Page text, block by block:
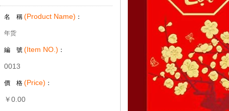
名 稱 (Product Name) ：
年货
編 號 (Item NO.) ：
0013
價 格 (Price) ：
￥0.00